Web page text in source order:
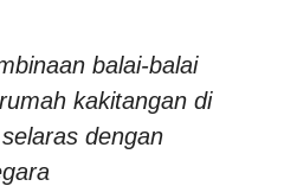
balai-balai
kakitangan di
dengan